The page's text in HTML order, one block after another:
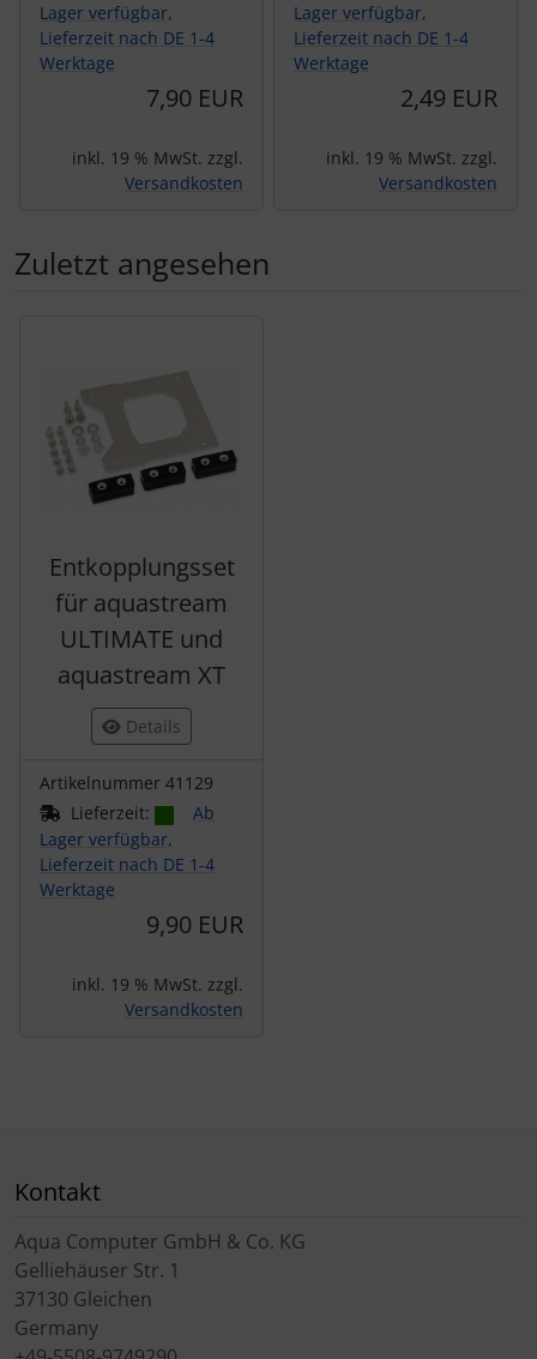
Lager verfügbar,
Lieferzeit nach DE 1-4
Werktage
7,90 EUR
inkl. 19 % MwSt. zzgl.
Versandkosten
Lager verfügbar,
Lieferzeit nach DE 1-4
Werktage
2,49 EUR
inkl. 19 % MwSt. zzgl.
Versandkosten
Zuletzt angesehen
Entkopplungsset
für aquastream
ULTIMATE und
aquastream XT
Details
Artikelnummer 41129
Lieferzeit:
Ab
Lager verfügbar,
Lieferzeit nach DE 1-4
Werktage
9,90 EUR
inkl. 19 % MwSt. zzgl.
Versandkosten
Kontakt
Aqua Computer GmbH & Co. KG
Gelliehäuser Str. 1
37130 Gleichen
Germany